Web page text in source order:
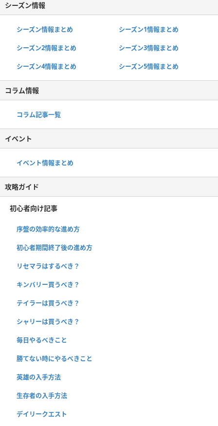
シーズン情報
シーズン情報まとめ シーズン1情報まとめ
シーズン2情報まとめ シーズン3情報まとめ
シーズン4情報まとめ シーズン5情報まとめ
コラム情報
コラム記事一覧
イベント
イベント情報まとめ
攻略ガイド
初心者向け記事
序盤の効率的な進め方
初心者期間終了後の進め方
リセマラはするべき？
キンバリー買うべき？
テイラーは買うべき？
シャリーは買うべき？
毎日やるべきこと
勝てない時にやるべきこと
英雄の入手方法
生存者の入手方法
デイリークエスト